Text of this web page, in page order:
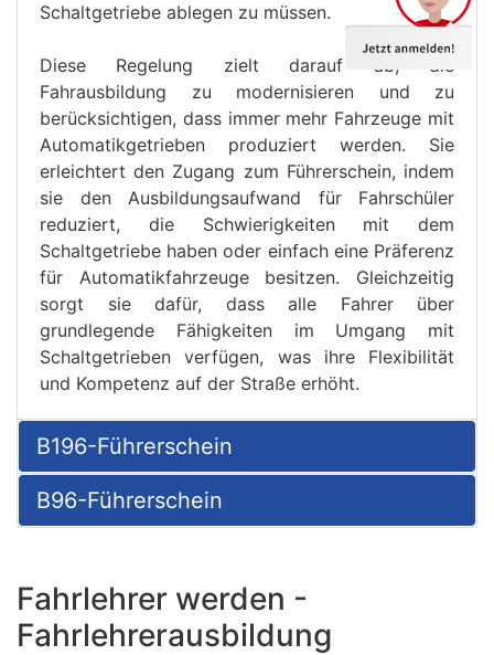
Schaltgetriebe ablegen zu müssen.
Diese Regelung zielt darauf ab, die
Fahrausbildung zu modernisieren und zu
berücksichtigen, dass immer mehr Fahrzeuge mit
Automatikgetrieben produziert werden. Sie
erleichtert den Zugang zum Führerschein, indem
sie den Ausbildungsaufwand für Fahrschüler
reduziert, die Schwierigkeiten mit dem
Schaltgetriebe haben oder einfach eine Präferenz
für Automatikfahrzeuge besitzen. Gleichzeitig
sorgt sie dafür, dass alle Fahrer über
grundlegende Fähigkeiten im Umgang mit
Schaltgetrieben verfügen, was ihre Flexibilität
und Kompetenz auf der Straße erhöht.
B196-Führerschein
B96-Führerschein
Fahrlehrer werden -
Fahrlehrerausbildung